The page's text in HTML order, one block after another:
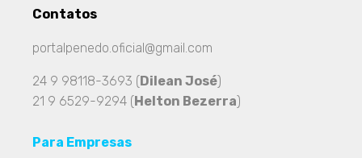
Contatos
portalpenedo.oficial@gmail.com
24 9 98118-3693 (Dilean José)
21 9 6529-9294 (Helton Bezerra)
Para Empresas